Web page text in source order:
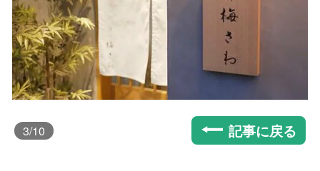
3/10 記事に戻る